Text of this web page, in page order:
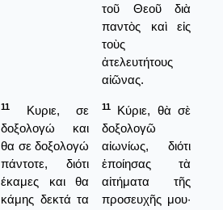
τοῦ Θεοῦ διὰ
παντὸς καὶ εἰς
τοὺς
ἀτελευτήτους
αἰῶνας.
11
Κυριε, σε
δοξολογώ και
θα σε δοξολογώ
πάντοτε, διότι
έκαμες και θα
κάμης δεκτά τα
11
Κύριε, θὰ σὲ
δοξολογῶ
αἰωνίως, διότι
ἐποίησας τὰ
αἰτήματα τῆς
προσευχῆς μου·